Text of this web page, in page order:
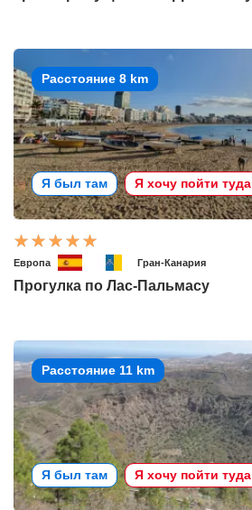
Расстояние 8 km
Я был там Я хочу пойти туда
Европа Гран-Канария
Прогулка по Лас-Пальмасу
Расстояние 11 km
Я был там Я хочу пойти туда